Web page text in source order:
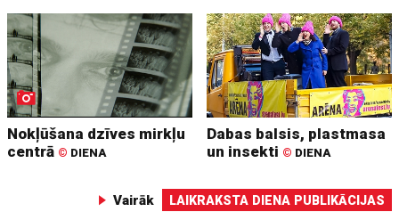
Nokļūšana dzīves mirkļu
centrā © DIENA
Dabas balsis, plastmasa
un insekti © DIENA
Vairāk LAIKRAKSTA DIENA PUBLIKĀCIJAS